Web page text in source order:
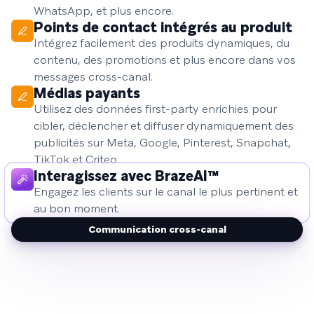
WhatsApp, et plus encore.
Points de contact intégrés au produit
Intégrez facilement des produits dynamiques, du
contenu, des promotions et plus encore dans vos
messages cross-canal.
Médias payants
Utilisez des données first-party enrichies pour
cibler, déclencher et diffuser dynamiquement des
publicités sur Meta, Google, Pinterest, Snapchat,
TikTok et Criteo.
Interagissez avec BrazeAI™
Engagez les clients sur le canal le plus pertinent et
au bon moment.
Communication cross-canal